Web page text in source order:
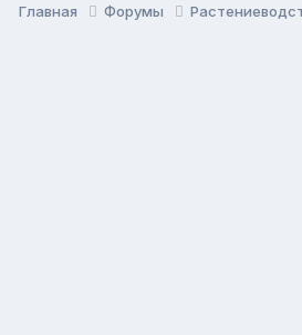
Главная Форумы